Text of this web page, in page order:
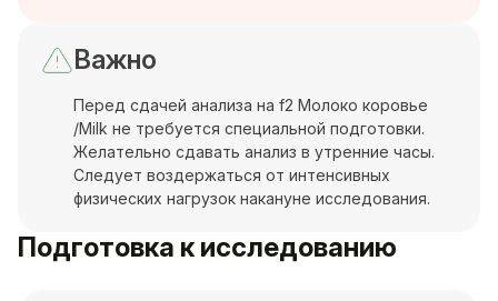
Важно
Перед сдачей анализа на f2 Молоко коровье
/Milk не требуется специальной подготовки.
Желательно сдавать анализ в утренние часы.
Следует воздержаться от интенсивных
физических нагрузок накануне исследования.
Подготовка к исследованию